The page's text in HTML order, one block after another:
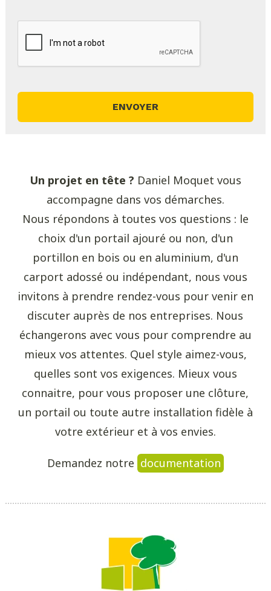
Un projet en tête ? Daniel Moquet vous
accompagne dans vos démarches.
Nous répondons à toutes vos questions : le
choix d'un portail ajouré ou non, d'un
portillon en bois ou en aluminium, d'un
carport adossé ou indépendant, nous vous
invitons à prendre rendez-vous pour venir en
discuter auprès de nos entreprises. Nous
échangerons avec vous pour comprendre au
mieux vos attentes. Quel style aimez-vous,
quelles sont vos exigences. Mieux vous
connaitre, pour vous proposer une clôture,
un portail ou toute autre installation fidèle à
votre extérieur et à vos envies.
Demandez notre documentation